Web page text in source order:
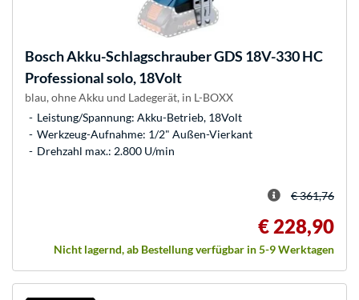
BoschAkku-Schlagschrauber GDS 18V-330 HC
Professional solo, 18Volt
blau, ohne Akku und Ladegerät, in L-BOXX
Leistung/Spannung: Akku-Betrieb, 18Volt
Werkzeug-Aufnahme: 1/2" Außen-Vierkant
Drehzahl max.: 2.800 U/min
€ 361,76
€ 228,90
Nicht lagernd, ab Bestellung verfügbar in 5-9 Werktagen